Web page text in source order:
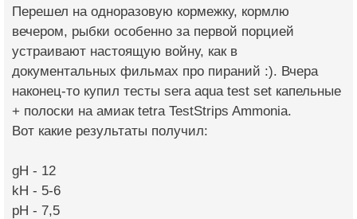
Перешел на одноразовую кормежку, кормлю
вечером, рыбки особенно за первой порцией
устраивают настоящую войну, как в
документальных фильмах про пираний :). Вчера
наконец-то купил тесты sera aqua test set капельные
+ полоски на амиак tetra TestStrips Ammonia.
Вот какие результаты получил:
gH - 12
kH - 5-6
pH - 7,5